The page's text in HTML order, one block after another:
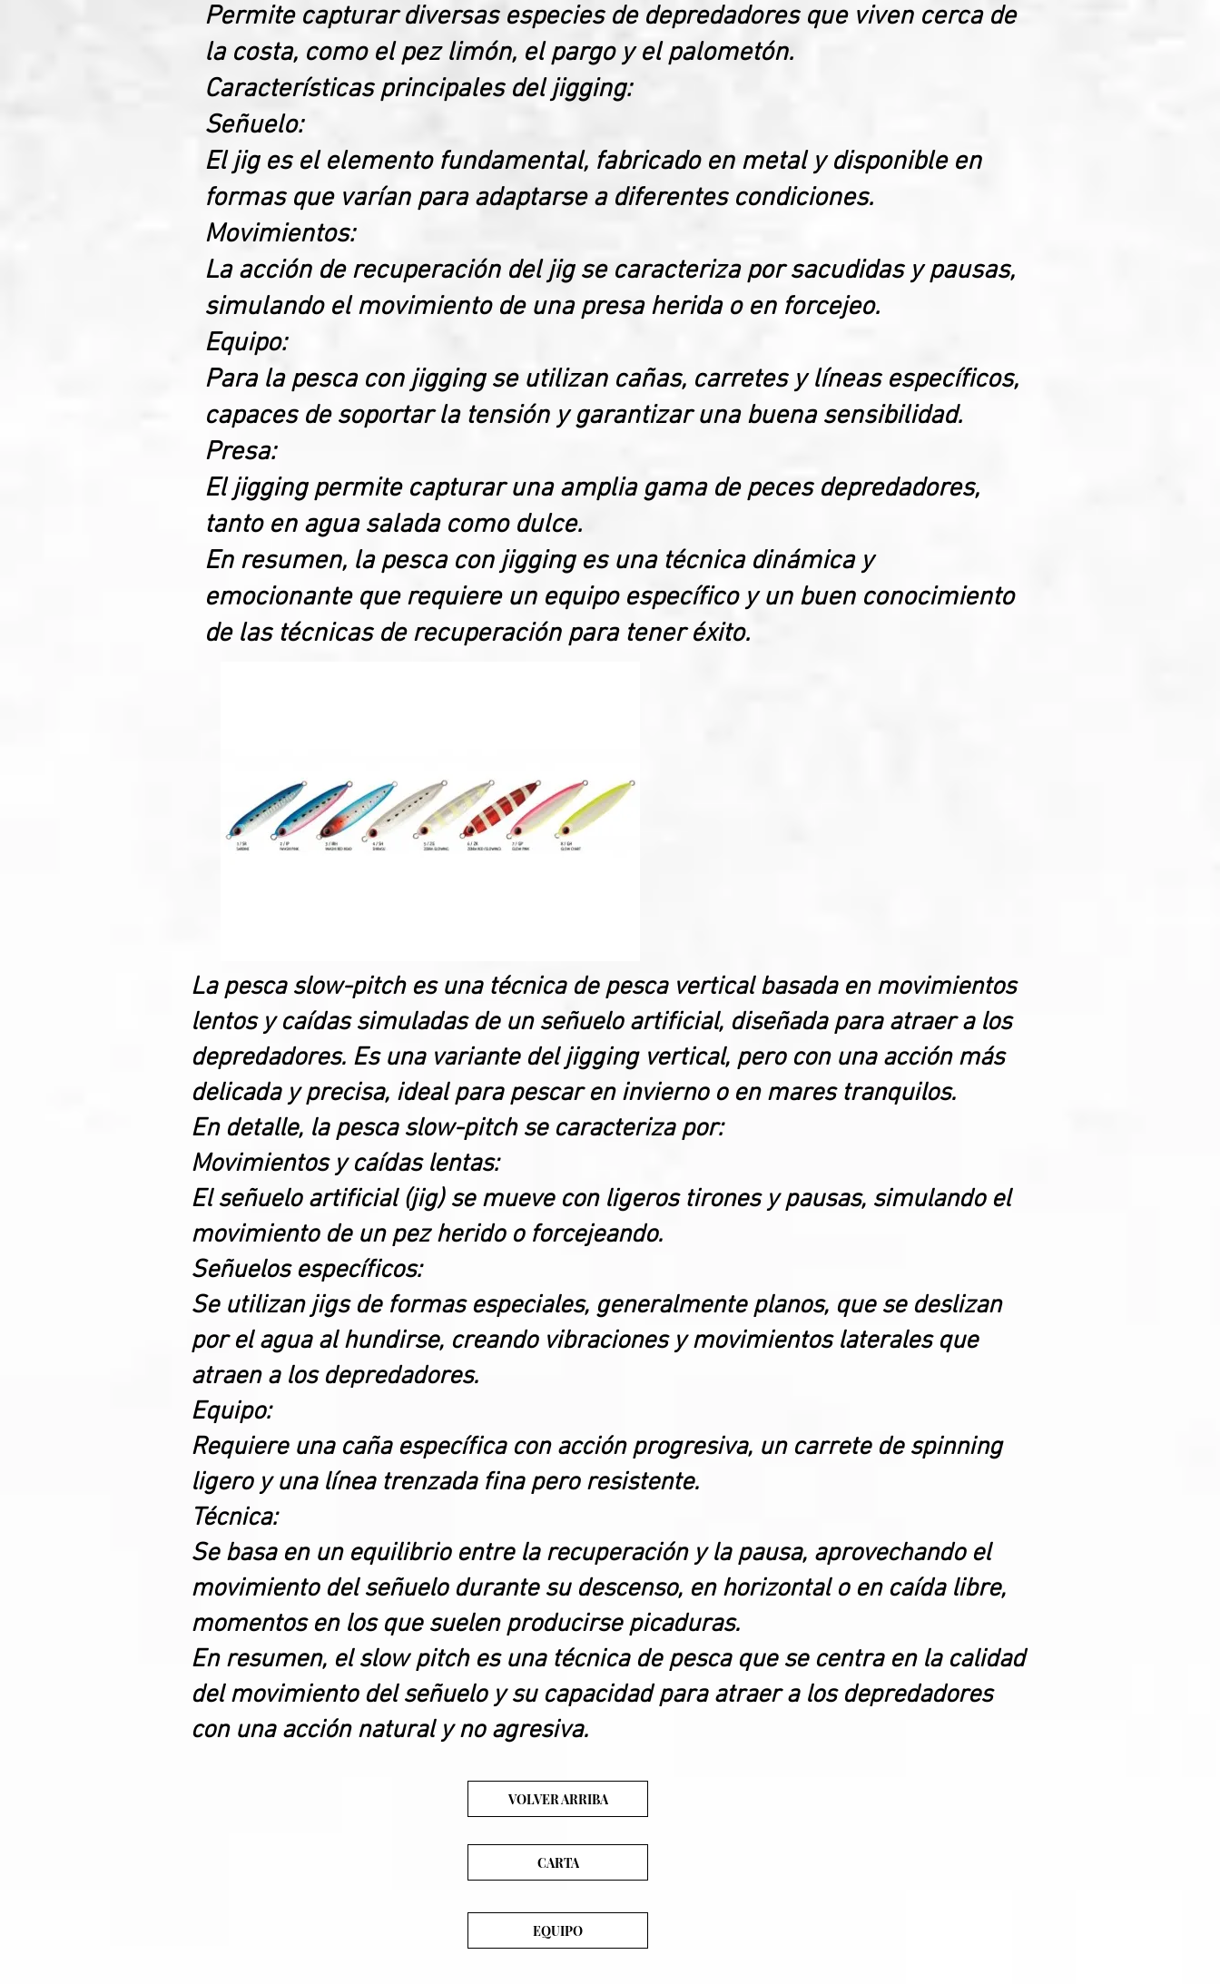
Permite capturar diversas especies de depredadores que viven cerca de
la costa, como el pez limón, el pargo y el palometón.
Características principales del jigging:
Señuelo:
El jig es el elemento fundamental, fabricado en metal y disponible en
formas que varían para adaptarse a diferentes condiciones.
Movimientos:
La acción de recuperación del jig se caracteriza por sacudidas y pausas,
simulando el movimiento de una presa herida o en forcejeo.
Equipo:
Para la pesca con jigging se utilizan cañas, carretes y líneas específicos,
capaces de soportar la tensión y garantizar una buena sensibilidad.
Presa:
El jigging permite capturar una amplia gama de peces depredadores,
tanto en agua salada como dulce.
En resumen, la pesca con jigging es una técnica dinámica y
emocionante que requiere un equipo específico y un buen conocimiento
de las técnicas de recuperación para tener éxito.
La pesca slow-pitch es una técnica de pesca vertical basada en movimientos
lentos y caídas simuladas de un señuelo artificial, diseñada para atraer a los
depredadores. Es una variante del jigging vertical, pero con una acción más
delicada y precisa, ideal para pescar en invierno o en mares tranquilos.
En detalle, la pesca slow-pitch se caracteriza por:
Movimientos y caídas lentas:
El señuelo artificial (jig) se mueve con ligeros tirones y pausas, simulando el
movimiento de un pez herido o forcejeando.
Señuelos específicos:
Se utilizan jigs de formas especiales, generalmente planos, que se deslizan
por el agua al hundirse, creando vibraciones y movimientos laterales que
atraen a los depredadores.
Equipo:
Requiere una caña específica con acción progresiva, un carrete de spinning
ligero y una línea trenzada fina pero resistente.
Técnica:
Se basa en un equilibrio entre la recuperación y la pausa, aprovechando el
movimiento del señuelo durante su descenso, en horizontal o en caída libre,
momentos en los que suelen producirse picaduras.
En resumen, el slow pitch es una técnica de pesca que se centra en la calidad
del movimiento del señuelo y su capacidad para atraer a los depredadores
con una acción natural y no agresiva.
VOLVER ARRIBA
CARTA
EQUIPO